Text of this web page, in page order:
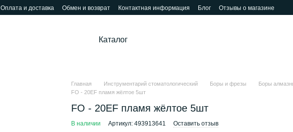
Оплата и доставка Обмен и возврат Контактная информация Блог Отзывы о магазине
Каталог
Главная Инструментарий стоматологический Боры и фрезы Боры
FO - 20ЕF пламя жёлтое 5шт
FO - 20ЕF пламя жёлтое 5шт
В наличии Артикул: 493913641 Оставить отзыв